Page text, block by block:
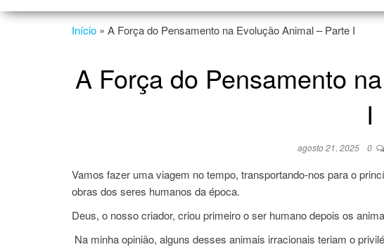
Início » A Força do Pensamento na Evolução Animal – Parte I
A Força do Pensamento
I
agosto 21, 2025 0
Vamos fazer uma viagem no tempo, transportando-nos para o
obras dos seres humanos da época.
Deus, o nosso criador, criou primeiro o ser humano depois os
Na minha opinião, alguns desses animais irracionais teriam o